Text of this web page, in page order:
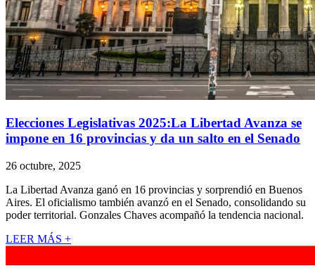
Elecciones Legislativas 2025:La Libertad Avanza se
impone en 16 provincias y da un salto en el Senado
26 octubre, 2025
La Libertad Avanza ganó en 16 provincias y sorprendió en Buenos
Aires. El oficialismo también avanzó en el Senado, consolidando su
poder territorial. Gonzales Chaves acompañó la tendencia nacional.
LEER MÁS +